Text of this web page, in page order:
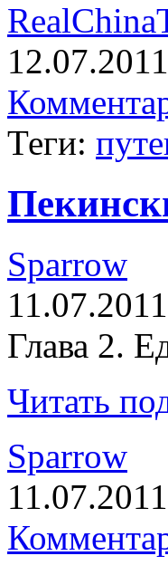
12.07.2011
Теги:
Sparrow
11.07.2011
Глава 2.
Читать
Sparrow
11.07.2011